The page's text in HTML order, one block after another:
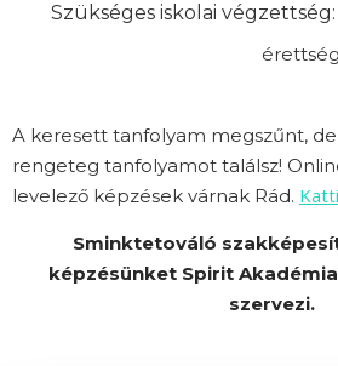
Szükséges iskolai végzettség:
A keresett tanfolyam megszűnt,
rengeteg tanfolyamot találsz!
levelező képzések várnak Rád.
Sminktetováló
képzésünket Spirit
szervezi.